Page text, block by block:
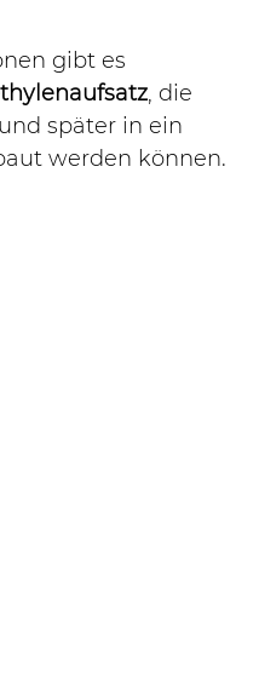
gibt es
, die
später in ein
werden können.